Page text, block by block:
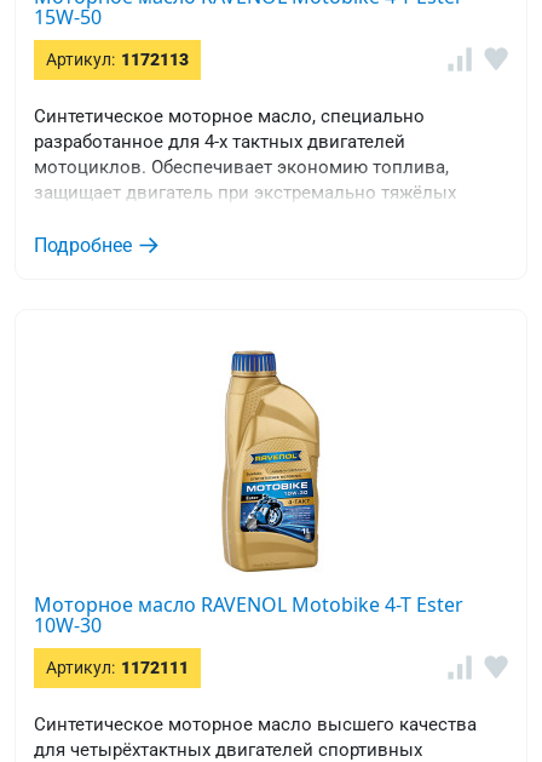
15W-50
Артикул: 1172113
Синтетическое моторное масло, специально
разработанное для 4-х тактных двигателей
мотоциклов. Обеспечивает экономию топлива,
защищает двигатель при экстремально тяжёлых
Подробнее
Моторное масло RAVENOL Motobike 4-T Ester
10W-30
Артикул: 1172111
Синтетическое моторное масло высшего качества
для четырёхтактных двигателей спортивных